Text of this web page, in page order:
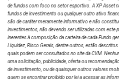
Davi Fontenele
Analista
Sergio Batelo
de fundos com foco no setor esportivo. A XP Asset
fundos de investimento ou qualquer outro ativo
são de caráter meramente informativo e não
investimentos, não devendo ser utilizadas com este
inerentes à composição da carteira de cada Fundo
Liquidez, Risco Gerais, dentre outros, estão
quais podem ser consultados no site da CVM.
uma solicitação, publicidade, oferta ou
de investimento, ou de quaisquer outros valores
quem se encontrar proibido por lei a acessar as